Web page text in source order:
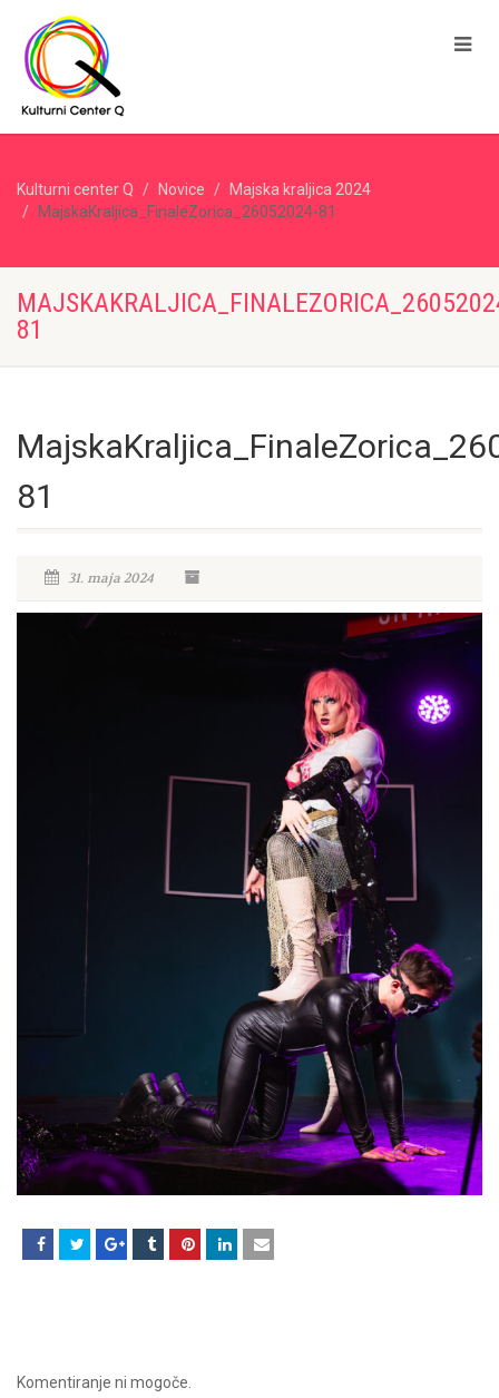
Kulturni center Q Novice
Majska kraljica 2024
MajskaKraljica_FinaleZorica_26052024-81
81
81
31. maja 2024
Komentiranje ni mogoče.